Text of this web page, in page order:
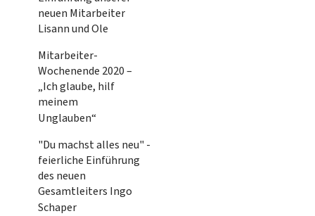
neuen Mitarbeiter
Lisann und Ole
Mitarbeiter-
Wochenende 2020 –
„Ich glaube, hilf
meinem
Unglauben“
"Du machst alles neu" -
feierliche Einführung
des neuen
Gesamtleiters Ingo
Schaper